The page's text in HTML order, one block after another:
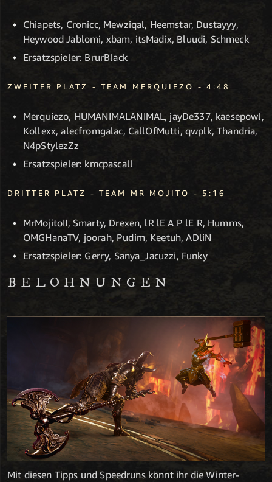
Chiapets, Cronicc, Mewziqal, Heemstar, Dustayyy,
Heywood Jablomi, xbam, itsMadix, Bluudi, Schmeck
Ersatzspieler: BrurBlack
ZWEITER PLATZ - TEAM MERQUIEZO - 4:48
Merquiezo, HUMANIMALANIMAL, jayDe337, kaesepowl,
Kollexx, alecfromgalac, CallOfMutti, qwplk, Thandria,
N4pStylezZz
Ersatzspieler: kmcpascall
DRITTER PLATZ - TEAM MR MOJITO - 5:16
MrMojitoII, Smarty, Drexen, lR lE A P lE R, Humms,
OMGHanaTV, joorah, Pudim, Keetuh, ADliN
Ersatzspieler: Gerry, Sanya_Jacuzzi, Funky
BELOHNUNGEN
Mit diesen Tipps und Speedruns könnt ihr die Winter-